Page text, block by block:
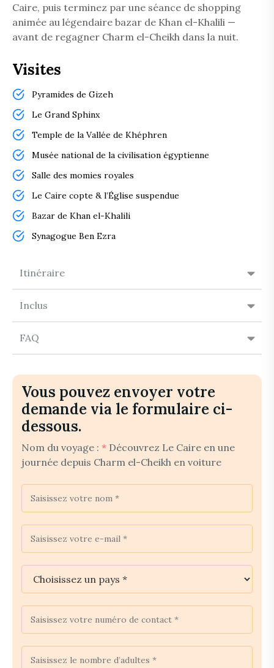
Itinéraire
Inclus
FAQ
Caire, puis terminez par une séance de shopping
animée au légendaire bazar de Khan el-Khalili —
avant de regagner Charm el-Cheikh dans la nuit.
Visites
Pyramides de Gizeh
Le Grand Sphinx
Temple de la Vallée de Khéphren
Musée national de la civilisation égyptienne
Salle des momies royales
Le Caire copte & l’Église suspendue
Bazar de Khan el-Khalili
Synagogue Ben Ezra
Vous pouvez envoyer votre
demande via le formulaire ci-
dessous.
Nom du voyage : * Découvrez Le Caire en une
journée depuis Charm el-Cheikh en voiture